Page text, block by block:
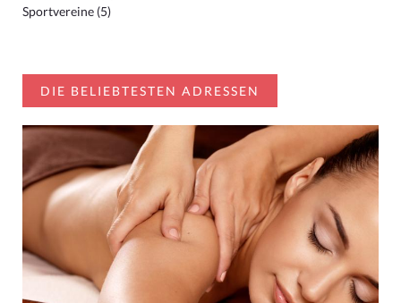
Sportvereine (5)
DIE BELIEBTESTEN ADRESSEN